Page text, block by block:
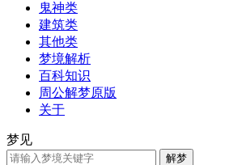
鬼神类
建筑类
其他类
梦境解析
百科知识
周公解梦原版
关于
梦见